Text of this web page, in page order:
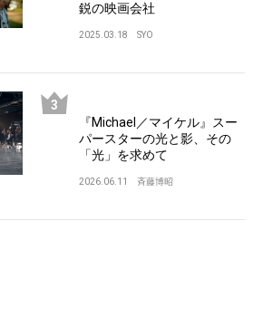
鋭の映画会社
2025.03.18 SYO
『Michael／マイケル』スー
パースターの光と影、その
「光」を求めて
2026.06.11 斉藤博昭